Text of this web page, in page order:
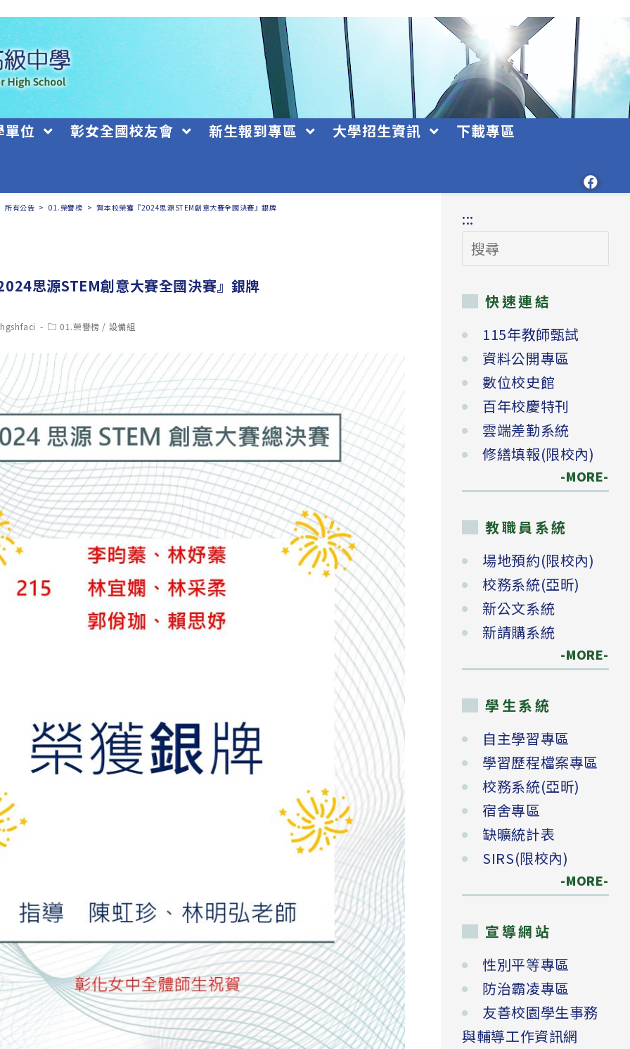
單位 彰女全國校友會 新生報到專區 大學招生資訊 下載專區
所有公告 > 01.榮譽榜 > 賀本校榮獲『2024思源STEM創意大賽全國決賽』銀牌
思源STEM創意大賽全國決賽』銀牌
Post01.榮譽榜 / 設備組
:::
搜
尋
快速連結
115年教師甄試
資料公開專區
數位校史館
百年校慶特刊
雲端差勤系統
修繕填報(限校內)
-MORE-
教職員系統
場地預約(限校內)
校務系統(亞昕)
新公文系統
新請購系統
-MORE-
學生系統
自主學習專區
學習歷程檔案專區
校務系統(亞昕)
宿舍專區
缺曠統計表
SIRS(限校內)
-MORE-
宣導網站
性別平等專區
防治霸凌專區
友善校園學生事務
與輔導工作資訊網